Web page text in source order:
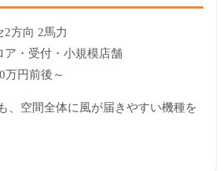
2方向 2馬力
ア・受付・小規模店舗
万円前後～
、空間全体に風が届きやすい機種を